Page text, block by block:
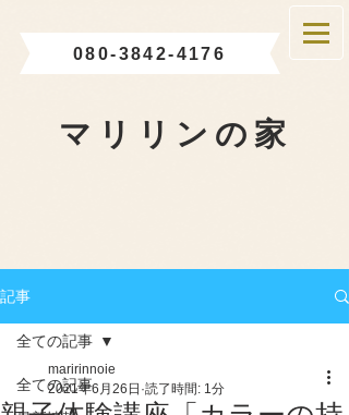
080-3842-4176
マリリンの家
記事
全ての記事
全ての記事
maririnnoie
2021年6月26日 読了時間: 1分